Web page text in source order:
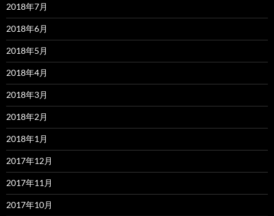
2018年7月
2018年6月
2018年5月
2018年4月
2018年3月
2018年2月
2018年1月
2017年12月
2017年11月
2017年10月